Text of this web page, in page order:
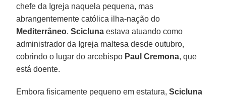
chefe da Igreja naquela pequena, mas
abrangentemente católica ilha-nação do
Mediterrâneo.Scicluna estava atuando como
administrador da Igreja maltesa desde outubro,
cobrindo o lugar do arcebispo Paul Cremona, que
está doente.
Embora fisicamente pequeno em estatura,Scicluna